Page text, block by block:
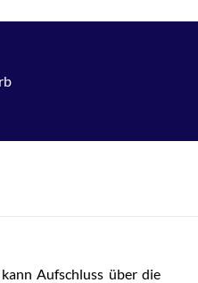
Aufschluss über die